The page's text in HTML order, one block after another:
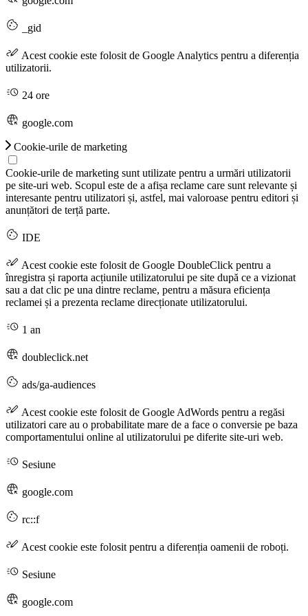
_gid
Acest cookie este folosit de Google Analytics pentru a diferenția
utilizatorii.
24 ore
google.com
Cookie-urile de marketing
Cookie-urile de marketing sunt utilizate pentru a urmări utilizatorii
pe site-uri web. Scopul este de a afișa reclame care sunt relevante și
interesante pentru utilizatori și, astfel, mai valoroase pentru editori și
anunțători de terță parte.
IDE
Acest cookie este folosit de Google DoubleClick pentru a
înregistra și raporta acțiunile utilizatorului pe site după ce a vizionat
sau a dat clic pe una dintre reclame, pentru a măsura eficiența
reclamei și a prezenta reclame direcționate utilizatorului.
1 an
doubleclick.net
ads/ga-audiences
Acest cookie este folosit de Google AdWords pentru a regăsi
utilizatori care au o probabilitate mare de a face o conversie pe baza
comportamentului online al utilizatorului pe diferite site-uri web.
Sesiune
google.com
rc::f
Acest cookie este folosit pentru a diferenția oamenii de roboți.
Sesiune
google.com